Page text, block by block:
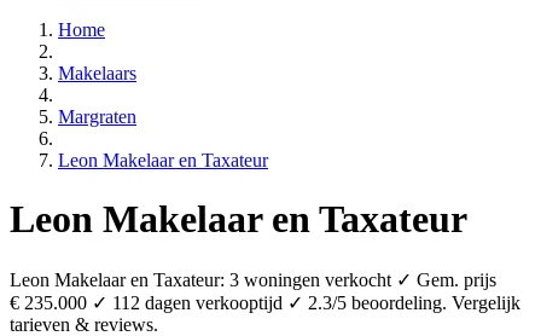
Home
Makelaars
Margraten
Leon Makelaar en Taxateur
Leon Makelaar en Taxateur
Leon Makelaar en Taxateur: 3 woningen verkocht ✓ Gem. prijs
€ 235.000 ✓ 112 dagen verkooptijd ✓ 2.3/5 beoordeling. Vergelijk
tarieven & reviews.